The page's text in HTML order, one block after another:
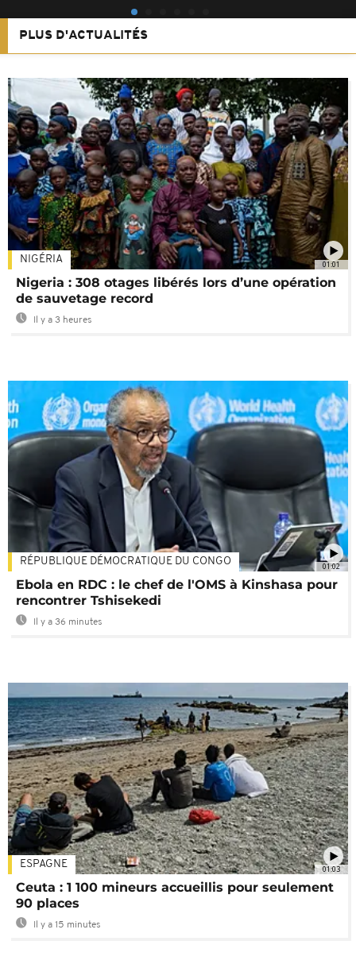
PLUS D'ACTUALITÉS
01:01
NIGÉRIA
Nigeria : 308 otages libérés lors d’une opération
de sauvetage record
Il y a 3 heures
01:02
RÉPUBLIQUE DÉMOCRATIQUE DU CONGO
Ebola en RDC : le chef de l'OMS à Kinshasa pour
rencontrer Tshisekedi
Il y a 36 minutes
01:03
ESPAGNE
Ceuta : 1 100 mineurs accueillis pour seulement
90 places
Il y a 15 minutes